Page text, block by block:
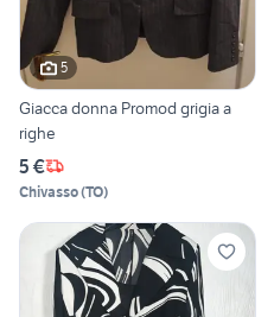
5
Giacca donna Promod grigia a
righe
5 €
Chivasso(TO)